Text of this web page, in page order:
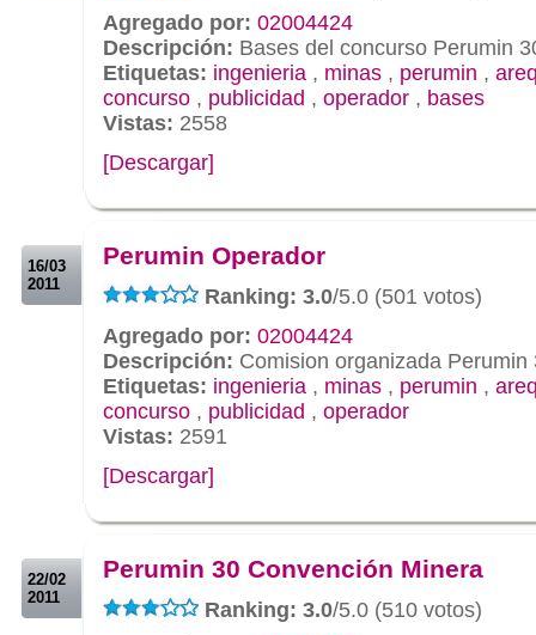
Agregado por: 02004424
Descripción: Bases del concurso Perumin
Etiquetas: ingenieria , minas , perumin ,
concurso , publicidad , operador , bases
Vistas: 2558
[Descargar]
16/03
2011
Perumin Operador
Ranking: 3.0/5.0 (501 votos)
Agregado por: 02004424
Descripción: Comision organizada Perumin
Etiquetas: ingenieria , minas , perumin ,
concurso , publicidad , operador
Vistas: 2591
[Descargar]
22/02
2011
Perumin 30 Convención Minera
Ranking: 3.0/5.0 (510 votos)